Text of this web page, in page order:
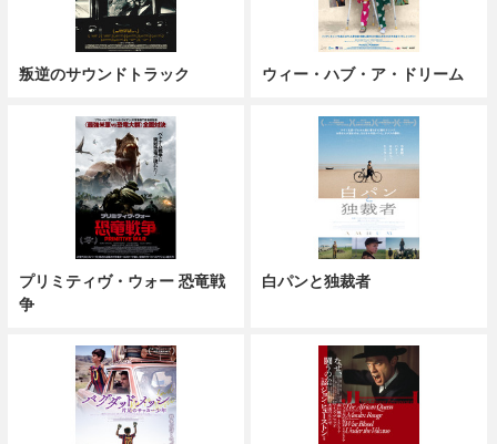
叛逆のサウンドトラック ウィー・ハブ・ア・ドリーム
プリミティヴ・ウォー 恐竜戦
争
白パンと独裁者